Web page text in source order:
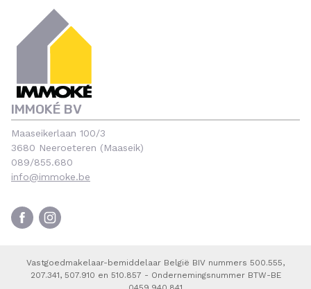
IMMOKÉ BV
Maaseikerlaan 100/3
3680 Neeroeteren (Maaseik)
089/855.680
info@immoke.be
Vastgoedmakelaar-bemiddelaar België BIV nummers 500.555,
207.341, 507.910 en 510.857 - Ondernemingsnummer BTW-BE